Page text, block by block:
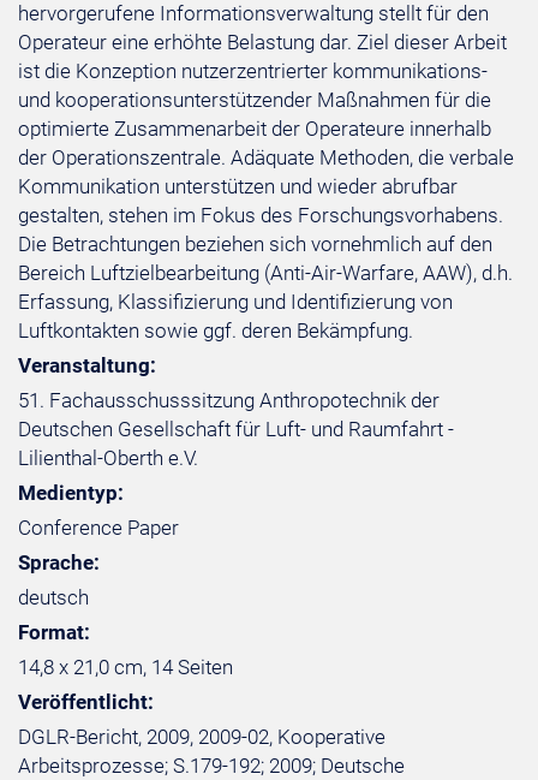
hervorgerufene Informationsverwaltung stellt für den
Operateur eine erhöhte Belastung dar. Ziel dieser Arbeit
ist die Konzeption nutzerzentrierter kommunikations-
und kooperationsunterstützender Maßnahmen für die
optimierte Zusammenarbeit der Operateure innerhalb
der Operationszentrale. Adäquate Methoden, die verbale
Kommunikation unterstützen und wieder abrufbar
gestalten, stehen im Fokus des Forschungsvorhabens.
Die Betrachtungen beziehen sich vornehmlich auf den
Bereich Luftzielbearbeitung (Anti-Air-Warfare, AAW), d.h.
Erfassung, Klassifizierung und Identifizierung von
Luftkontakten sowie ggf. deren Bekämpfung.
Veranstaltung:
51. Fachausschusssitzung Anthropotechnik der
Deutschen Gesellschaft für Luft- und Raumfahrt -
Lilienthal-Oberth e.V.
Medientyp:
Conference Paper
Sprache:
deutsch
Format:
14,8 x 21,0 cm, 14 Seiten
Veröffentlicht:
DGLR-Bericht, 2009, 2009-02, Kooperative
Arbeitsprozesse; S.179-192; 2009; Deutsche